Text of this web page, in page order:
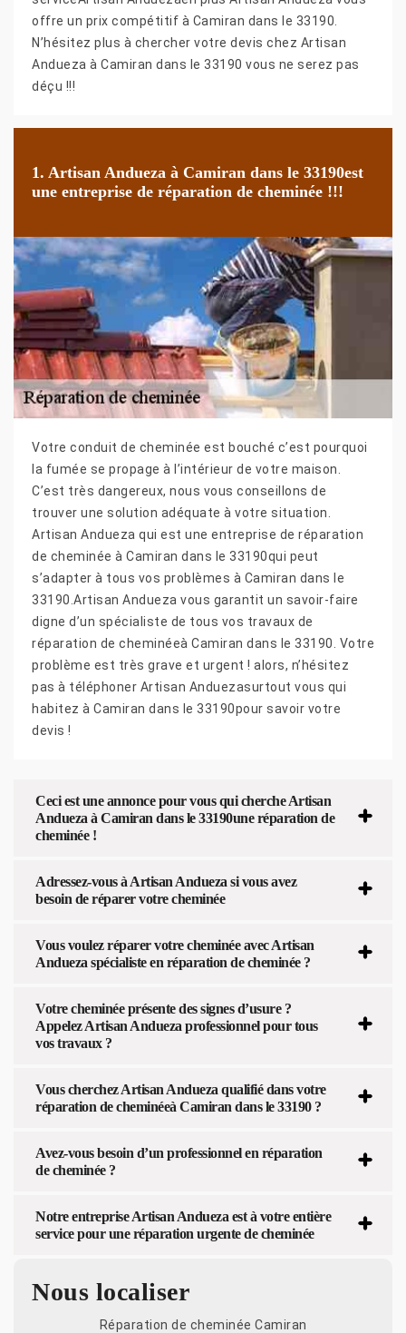
offre un prix compétitif à Camiran dans le 33190.
N’hésitez plus à chercher votre devis chez Artisan
Andueza à Camiran dans le 33190 vous ne serez pas
déçu !!!
1. Artisan Andueza à Camiran dans le 33190est
une entreprise de réparation de cheminée !!!
Votre conduit de cheminée est bouché c’est pourquoi
la fumée se propage à l’intérieur de votre maison.
C’est très dangereux, nous vous conseillons de
trouver une solution adéquate à votre situation.
Artisan Andueza qui est une entreprise de réparation
de cheminée à Camiran dans le 33190qui peut
s’adapter à tous vos problèmes à Camiran dans le
33190.Artisan Andueza vous garantit un savoir-faire
digne d’un spécialiste de tous vos travaux de
réparation de cheminéeà Camiran dans le 33190. Votre
problème est très grave et urgent ! alors, n’hésitez
pas à téléphoner Artisan Anduezasurtout vous qui
habitez à Camiran dans le 33190pour savoir votre
devis !
Ceci est une annonce pour vous qui cherche Artisan
Andueza à Camiran dans le 33190une réparation de
cheminée !
Adressez-vous à Artisan Andueza si vous avez
besoin de réparer votre cheminée
Vous voulez réparer votre cheminée avec Artisan
Andueza spécialiste en réparation de cheminée ?
Votre cheminée présente des signes d’usure ?
Appelez Artisan Andueza professionnel pour tous
vos travaux ?
Vous cherchez Artisan Andueza qualifié dans votre
réparation de cheminéeà Camiran dans le 33190 ?
Avez-vous besoin d’un professionnel en réparation
de cheminée ?
Notre entreprise Artisan Andueza est à votre entière
service pour une réparation urgente de cheminée
Nous localiser
Réparation de cheminée Camiran